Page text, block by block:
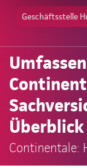
Geschäftsstelle
Überblick
Continentale: